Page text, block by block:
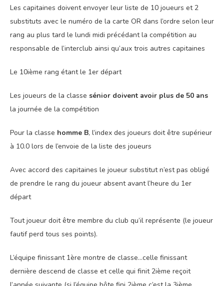
Les capitaines doivent envoyer leur liste de 10 joueurs et 2
substituts avec le numéro de la carte OR dans l’ordre selon leur
rang au plus tard le lundi midi précédant la compétition au
responsable de l’interclub ainsi qu’aux trois autres capitaines
Le 10ième rang étant le 1er départ
Les joueurs de la classe sénior doivent avoir plus de 50 ans
la journée de la compétition
Pour la classe homme B, l’index des joueurs doit être supérieur
à 10.0 lors de l’envoie de la liste des joueurs
Avec accord des capitaines le joueur substitut n’est pas obligé
de prendre le rang du joueur absent avant l’heure du 1er
départ
Tout joueur doit être membre du club qu’il représente (le joueur
fautif perd tous ses points).
L’équipe finissant 1ère montre de classe…celle finissant
dernière descend de classe et celle qui finit 2ième reçoit